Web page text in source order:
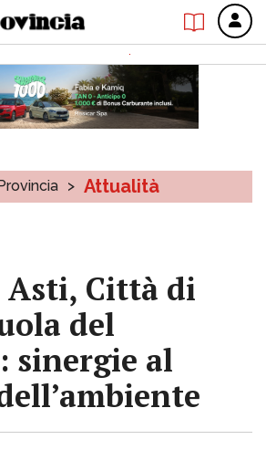
> Attualità
Asti, Città di
del
sinergie al